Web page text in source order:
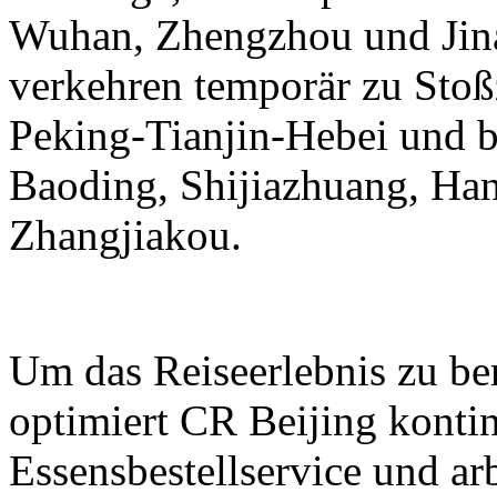
Wuhan, Zhengzhou und
verkehren temporär zu
Peking-Tianjin-Hebei und
Baoding, Shijiazhuang,
Zhangjiakou.
Um das Reiseerlebnis zu
optimiert CR Beijing
Essensbestellservice und